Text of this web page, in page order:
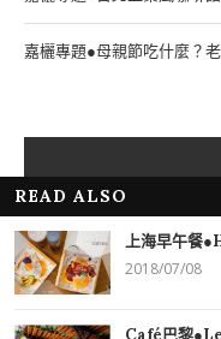
嘉欐專題●母親節吃什麼？
READ ALSO
上海早午餐
2018/07/08